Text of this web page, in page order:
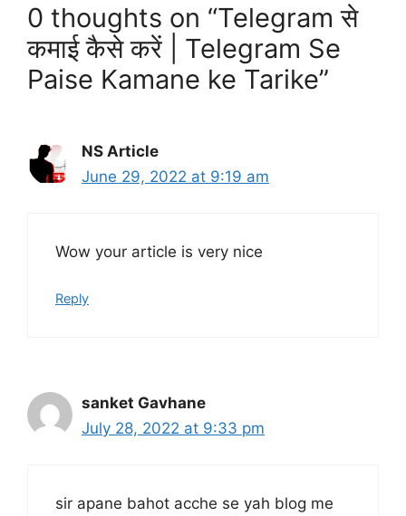
0 thoughts on “Telegram से
कमाई कैसे करें | Telegram Se
Paise Kamane ke Tarike”
NS Article
June 29, 2022 at 9:19 am
Wow your article is very nice
Reply
sanket Gavhane
July 28, 2022 at 9:33 pm
sir apane bahot acche se yah blog me